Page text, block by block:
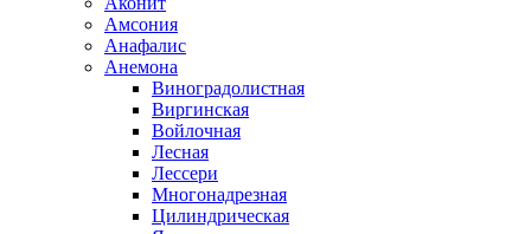
Амсония
Анафалис
Анемона
Виноградолистная
Виргинская
Войлочная
Лесная
Лессери
Многонадрезная
Цилиндрическая